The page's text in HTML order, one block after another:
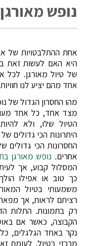
נופש
אחת ההתלבטויות של
היא האם לעשות זאת
של טיול מאורגן. לכל
אחד מהם יציע לנו
מהו החסרון הגדול של
מצד אחד, כל אחד
הטיול שלו, ולא
היתרונות הכי גדולים
החסרונות הכי גדולים
אחרים. נופש מאורגן
המסלול קבוע, אך
כך טוב או אפילו
משמעותי בטיול
רציתם לראות, אך מפאת
רק בתמונות. התלות
הקבוצה, כאשר אם
נקר באחד הגלגלים,
מרכזי בטיול. לעומת